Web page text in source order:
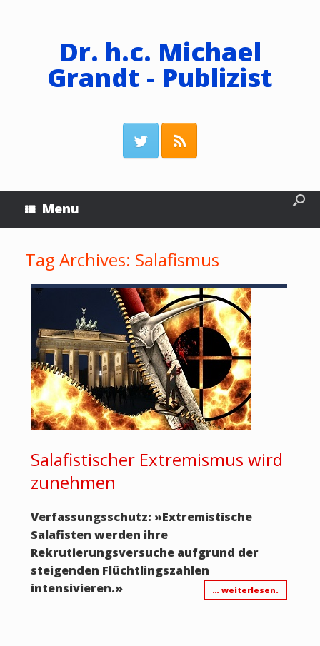
Dr. h.c. Michael
Grandt - Publizist
Menu
Tag Archives: Salafismus
Salafistischer Extremismus wird
zunehmen
Verfassungsschutz: »Extremistische
Salafisten werden ihre
Rekrutierungsversuche aufgrund der
steigenden Flüchtlingszahlen
intensivieren.» … weiterlesen.